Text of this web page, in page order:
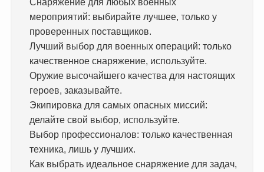
мероприятий: выбирайте лучшее, только у
проверенных поставщиков.
Лучший выбор для военных операций: только
качественное снаряжение, используйте.
Оружие высочайшего качества для настоящих
героев, заказывайте.
Экипировка для самых опасных миссий:
делайте свой выбор, используйте.
Выбор профессионалов: только качественная
техника, лишь у лучших.
Как выбрать идеальное снаряжение для задач,